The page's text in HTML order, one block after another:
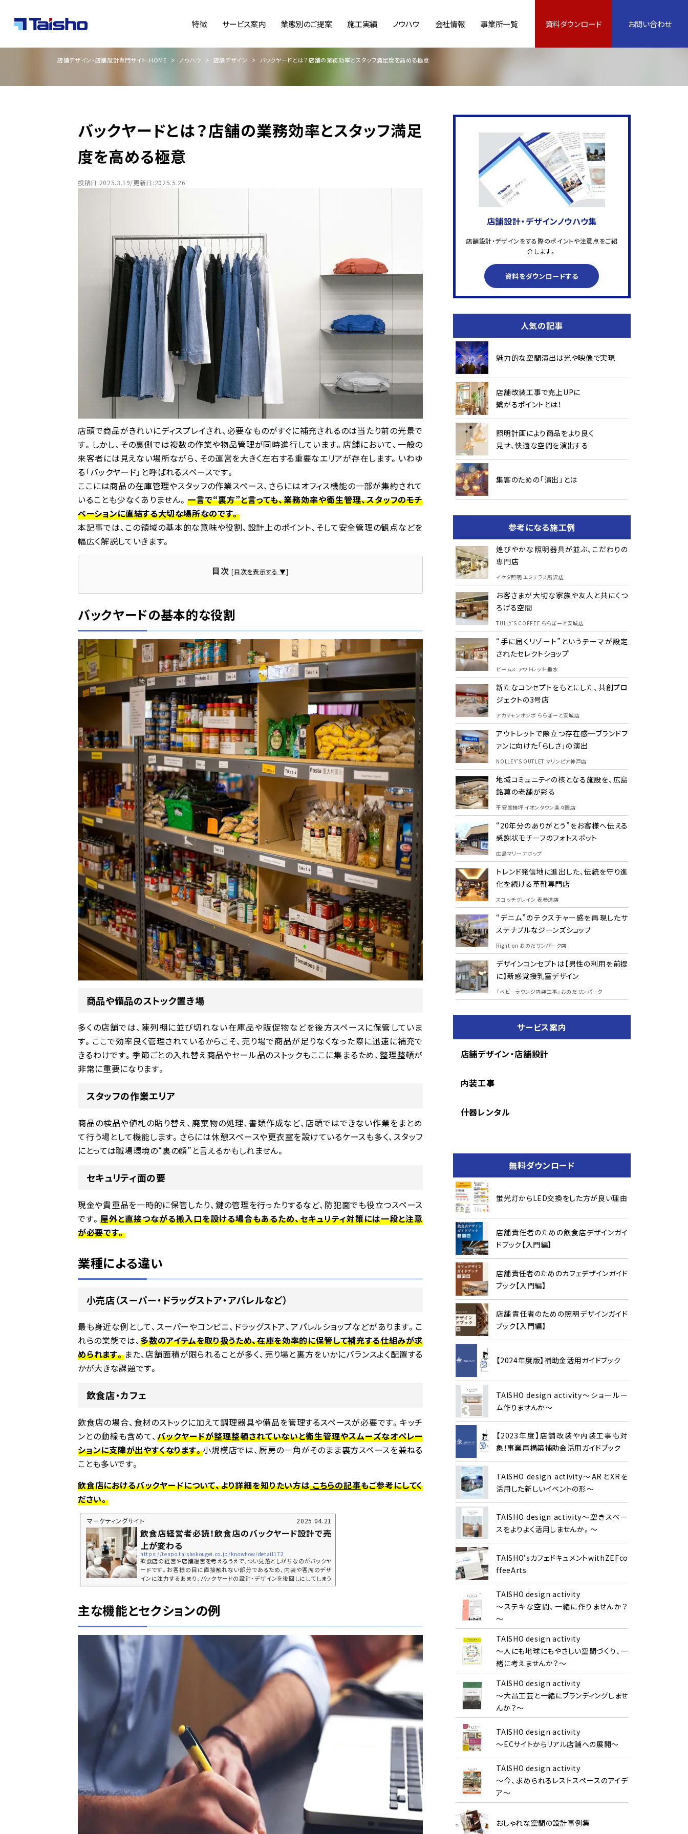
特徴 サービス案内 業態別のご提案 施工実績 ノウハウ 会社情報 事業所一覧 資料ダウンロード お問い合わせ
店舗デザイン・店舗設計専門サイト：HOME ノウハウ 店舗デザイン バックヤードとは？店舗の業務効率とスタッフ満足度を高める極意
バックヤードとは？店舗の業務効率とスタッフ満足
度を高める極意
投稿日:2025.3.19/更新日:2025.5.26
店頭で商品がきれいにディスプレイされ、必要なものがすぐに補充されるのは当たり前の光景で
す。しかし、その裏側では複数の作業や物品管理が同時進行しています。店舗において、一般の
来客者には見えない場所ながら、その運営を大きく左右する重要なエリアが存在します。いわゆ
る「バックヤード」と呼ばれるスペースです。
ここには商品の在庫管理やスタッフの作業スペース、さらにはオフィス機能の一部が集約されて
いることも少なくありません。 一言で“裏方”と言っても、業務効率や衛生管理、スタッフのモチ
ベーションに直結する大切な場所なのです。
本記事では、この領域の基本的な意味や役割、設計上のポイント、そして安全管理の観点などを
幅広く解説していきます。
目次[目次を表示する ▼]
バックヤードの基本的な役割
商品や備品のストック置き場
多くの店舗では、陳列棚に並び切れない在庫品や販促物などを後方スペースに保管していま
す。ここで効率良く管理されているからこそ、売り場で商品が足りなくなった際に迅速に補充で
きるわけです。季節ごとの入れ替え商品やセール品のストックもここに集まるため、整理整頓が
非常に重要になります。
スタッフの作業エリア
商品の検品や値札の貼り替え、廃棄物の処理、書類作成など、店頭ではできない作業をまとめ
て行う場として機能します。さらには休憩スペースや更衣室を設けているケースも多く、スタッフ
にとっては職場環境の“裏の顔”と言えるかもしれません。
セキュリティ面の要
現金や貴重品を一時的に保管したり、鍵の管理を行ったりするなど、防犯面でも役立つスペース
です。屋外と直接つながる搬入口を設ける場合もあるため、セキュリティ対策には一段と注意
が必要です。
業種による違い
小売店（スーパー・ドラッグストア・アパレルなど）
最も身近な例として、スーパーやコンビニ、ドラッグストア、アパレルショップなどがあります。こ
れらの業態では、多数のアイテムを取り扱うため、在庫を効率的に保管して補充する仕組みが求
められます。また、店舗面積が限られることが多く、売り場と裏方をいかにバランスよく配置する
かが大きな課題です。
飲食店・カフェ
飲食店の場合、食材のストックに加えて調理器具や備品を管理するスペースが必要です。キッチ
ンとの動線も含めて、バックヤードが整理整頓されていないと衛生管理やスムーズなオペレー
ションに支障が出やすくなります。小規模店では、厨房の一角がそのまま裏方スペースを兼ねる
ことも多いです。
飲食店におけるバックヤードについて、より詳細を知りたい方はこちらの記事もご参考にしてく
ださい。
マーケティングサイト 2025.04.21
飲食店経営者必読！飲食店のバックヤード設計で売
上が変わる
https://tenpo.taishokougei.co.jp/knowhow/detail172
飲食店の経営や店舗運営を考えるうえで、つい見落としがちなのがバックヤ
ードです。お客様の目に直接触れない部分であるため、内装や客席のデザ
インに注力するあまり、バックヤードの設計・デザインを後回しにしてしまう
ケースも少なくありません。しかし実際には、バックヤードはスタッフの作業
ど、店舗運営全体において非常に重要な役割を担っています。本記事では、
飲食店の設計やデザインを考えている方、特に「これから新規開業・改装を
主な機能とセクションの例
店舗設計・デザインノウハウ集
店舗設計・デザインをする際のポイントや注意点をご紹
介します。
資料をダウンロードする
人気の記事
魅力的な空間演出は光や映像で実現
店舗改装工事で売上UPに
繋がるポイントとは！
照明計画により商品をより良く
見せ、快適な空間を演出する
集客のための「演出」とは
参考になる施工例
煌びやかな照明器具が並ぶ、こだわりの
専門店
イケダ照明 エミテラス所沢店
お客さまが大切な家族や友人と共にくつ
ろげる空間
TULLY'S COFFEE ららぽーと安城店
“手に届くリゾート”というテーマが設定
されたセレクトショップ
ビームス アウトレット 垂水
新たなコンセプトをもとにした、共創プロ
ジェクトの3号店
アカチャンホンポ ららぽーと安城店
アウトレットで際立つ存在感─ブランドフ
ァンに向けた「らしさ」の演出
NOLLEY'S OUTLET マリンピア神戸店
地域コミュニティの核となる施設を、広島
銘菓の老舗が彩る
平安堂梅坪 イオンタウン楽々園店
“20年分のありがとう”をお客様へ伝える
感謝状モチーフのフォトスポット
広島マリーナホップ
トレンド発信地に進出した、伝統を守り進
化を続ける革靴専門店
スコッチグレイン 表参道店
“デニム”のテクスチャー感を再現したサ
ステナブルなジーンズショップ
Right-on おのだサンパーク店
デザインコンセプトは【男性の利用を前提
に】新感覚授乳室デザイン
『ベビーラウンジ内装工事』おのだサンパーク
サービス案内
店舗デザイン・店舗設計
内装工事
什器レンタル
無料ダウンロード
蛍光灯からLED交換をした方が良い理由
店舗責任者のための飲食店デザインガイ
ドブック【入門編】
店舗責任者のためのカフェデザインガイド
ブック【入門編】
店舗責任者のための照明デザインガイド
ブック【入門編】
【2024年度版】補助金活用ガイドブック
TAISHO design activity～ショールー
ム作りませんか～
【2023年度】店舗改装や内装工事も対
象！事業再構築補助金活用ガイドブック
TAISHO design activity～ARとXRを
活用した新しいイベントの形～
TAISHO design activity～空きスペー
スをよりよく活用しませんか。～
TAISHO‘sカフェドキュメントwithZEFco
ffeeArts
TAISHO design activity
～ステキな空間、一緒に作りませんか？
～
TAISHO design activity
～人にも地球にもやさしい空間づくり、一
緒に考えませんか？～
TAISHO design activity
～大昌工芸と一緒にブランディングしませ
んか？～
TAISHO design activity
～ECサイトからリアル店舗への展開～
TAISHO design activity
～今、求められるレストスペースのアイデ
ア～
おしゃれな空間の設計事例集